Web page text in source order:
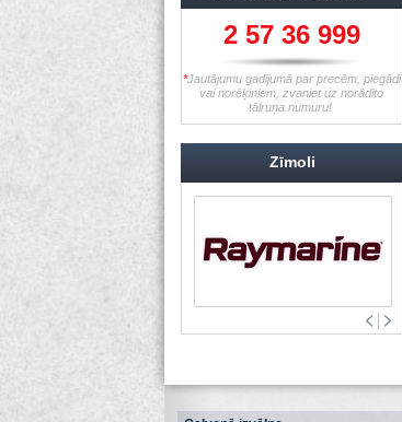
2 57 36 999
*Jautājumu gadījumā par precēm, piegādi
vai norēķiniem, zvaniet uz norādīto
tālruņa numuru!
Zīmoli